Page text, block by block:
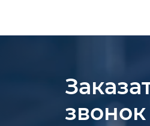
звонок